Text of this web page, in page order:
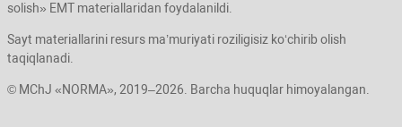
solish» EMT materiallaridan foydalanildi.
Sayt materiallarini resurs ma’muriyati roziligisiz koʻchirib olish
taqiqlanadi.
© MChJ «NORMA», 2019–2026. Barcha huquqlar himoyalangan.